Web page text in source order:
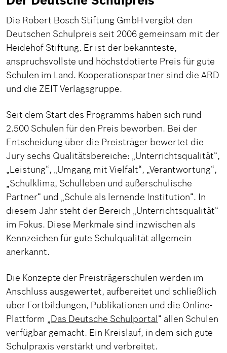
Die Robert Bosch Stiftung GmbH vergibt den
Deutschen Schulpreis seit 2006 gemeinsam mit der
Heidehof Stiftung. Er ist der bekannteste,
anspruchsvollste und höchstdotierte Preis für gute
Schulen im Land. Kooperationspartner sind die ARD
und die ZEIT Verlagsgruppe.
Seit dem Start des Programms haben sich rund
2.500 Schulen für den Preis beworben. Bei der
Entscheidung über die Preisträger bewertet die
Jury sechs Qualitätsbereiche: „Unterrichtsqualität“,
„Leistung“, „Umgang mit Vielfalt“, „Verantwortung“,
„Schulklima, Schulleben und außerschulische
Partner“ und „Schule als lernende Institution“. In
diesem Jahr steht der Bereich „Unterrichtsqualität“
im Fokus. Diese Merkmale sind inzwischen als
Kennzeichen für gute Schulqualität allgemein
anerkannt.
Die Konzepte der Preisträgerschulen werden im
Anschluss ausgewertet, aufbereitet und schließlich
über Fortbildungen, Publikationen und die Online-
Plattform „Das Deutsche Schulportal“ allen Schulen
verfügbar gemacht. Ein Kreislauf, in dem sich gute
Schulpraxis verstärkt und verbreitet.